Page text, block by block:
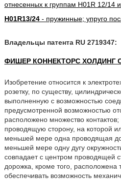
отнесенных к группам H01R 12/14
H01R13/24- пружинные; упруго
Владельцы патента RU 2719347:
ФИШЕР КОННЕКТОРС ХОЛДИНГ
Изобретение относится к
розетку, по существу,
выполненную с возможностью
предусмотренной возможностью
расположено множество
проводящую сторону, на которой
меньшей мере одна проводящая
меньшей мере одну дугу
совпадает с центром проводящей
дорожка, кроме того, расположена
обеспечивать возможность